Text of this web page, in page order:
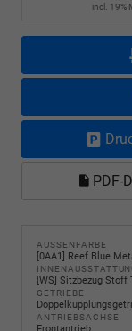
incl. 19%
PDF-
AUSSENFARBE
[0AA1] Reef Blue
[WS] Sitzbezug Stoff
GETRIEBE
ANTRIEBSACHSE
Frontantrieb